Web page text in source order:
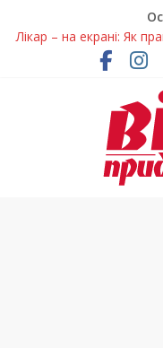
Лікар – на екрані: Як
Дніпропетровщині
У Дніпрі триває
Пошуки тривають: на
розташування
Ветерани